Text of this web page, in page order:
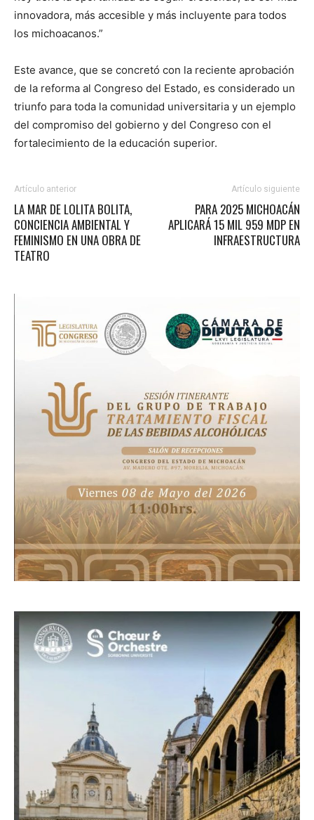
innovadora, más accesible y más incluyente para todos
los michoacanos.”
Este avance, que se concretó con la reciente aprobación
de la reforma al Congreso del Estado, es considerado un
triunfo para toda la comunidad universitaria y un ejemplo
del compromiso del gobierno y del Congreso con el
fortalecimiento de la educación superior.
Artículo anterior
LA MAR DE LOLITA BOLITA,
CONCIENCIA AMBIENTAL Y
FEMINISMO EN UNA OBRA DE
TEATRO
Artículo siguiente
PARA 2025 MICHOACÁN
APLICARÁ 15 MIL 959 MDP EN
INFRAESTRUCTURA